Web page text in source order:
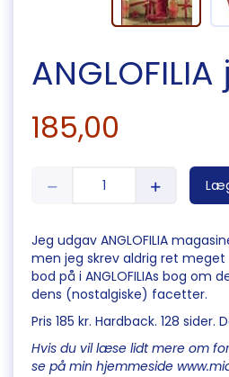
185,00
Jeg udgav ANGLOFILIA
men jeg skrev aldrig ret meget
bod på i ANGLOFILIAs bog om
dens (nostalgiske) facetter.
Pris 185 kr. Hardback. 128 sider.
Hvis du vil læse lidt mere om
se på min hjemmeside